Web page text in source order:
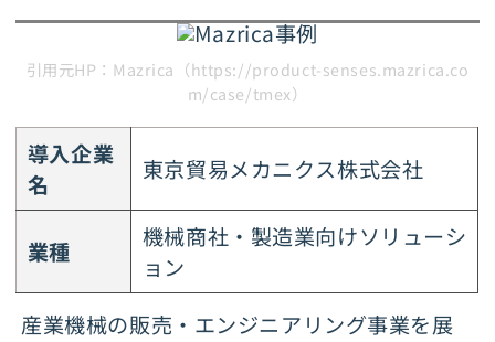
引用元HP：Mazrica（https://product-senses.mazrica.co
m/case/tmex）
導入企業
名
東京貿易メカニクス株式会社
業種
機械商社・製造業向けソリューシ
ョン
産業機械の販売・エンジニアリング事業を展